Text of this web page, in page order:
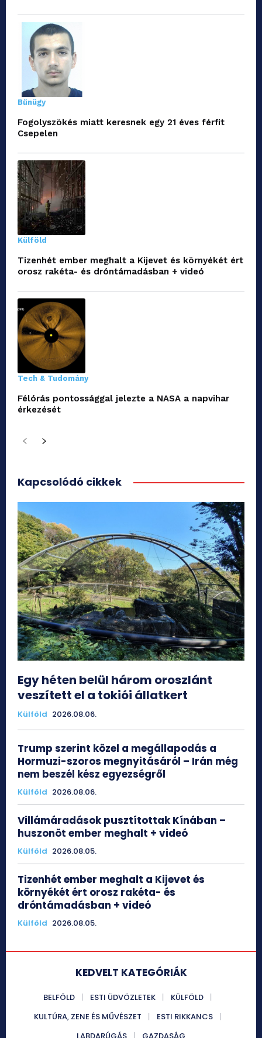
Bűnügy
Fogolyszökés miatt keresnek egy 21 éves férfit
Csepelen
Külföld
Tizenhét ember meghalt a Kijevet és környékét ért
orosz rakéta- és dróntámadásban + videó
Tech & Tudomány
Félórás pontossággal jelezte a NASA a napvihar
érkezését
Kapcsolódó cikkek
Egy héten belül három oroszlánt
veszített el a tokiói állatkert
Külföld 2026.08.06.
Trump szerint közel a megállapodás a
Hormuzi-szoros megnyitásáról – Irán még
nem beszél kész egyezségről
Külföld 2026.08.06.
Villámáradások pusztítottak Kínában –
huszonöt ember meghalt + videó
Külföld 2026.08.05.
Tizenhét ember meghalt a Kijevet és
környékét ért orosz rakéta- és
dróntámadásban + videó
Külföld 2026.08.05.
KEDVELT KATEGÓRIÁK
BELFÖLD ESTI ÜDVÖZLETEK
KÜLFÖLD
KULTÚRA, ZENE ÉS MŰVÉSZET
ESTI RIKKANCS